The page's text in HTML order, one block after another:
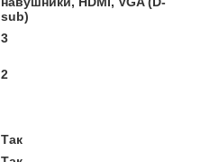
sub)
3
2
Так